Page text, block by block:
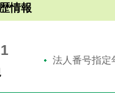
情報
法人番号指定